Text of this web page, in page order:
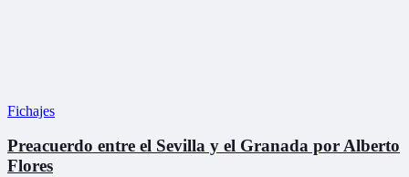
Fichajes
Preacuerdo entre el Sevilla y el Granada por Alberto
Flores